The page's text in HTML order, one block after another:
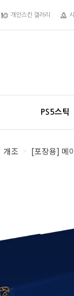
개인스킨 갤러리
PS5스틱
개조 > [포장용] 메